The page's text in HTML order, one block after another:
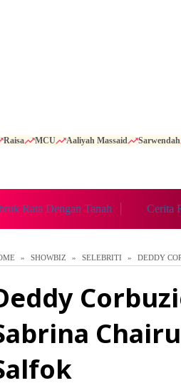
Raisa MCU Aaliyah Massaid Sarwendah
Dengan Tanah Cerita
SHOWBIZ SELEBRITI DEDDY